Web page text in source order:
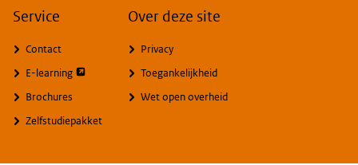
Service
Contact
E-learning opent externe pagina
Brochures
Zelfstudiepakket
Over deze site
Privacy
Toegankelijkheid
Wet open overheid